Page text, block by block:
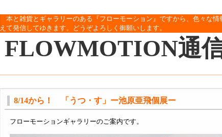
本と雑貨とギャラリーのある『フローモーション』ですから、色々な
えて発信してゆきます。どうぞよろしく御願いします。
FLOWMOTION通
8/14から！ 「うつ・す」ー池原亜飛個展ー
フローモーションギャラリーのご案内です。